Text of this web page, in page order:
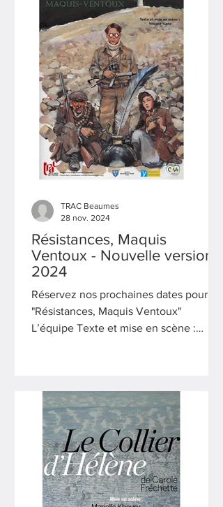
Résistances, Maquis
Ventoux - Nouvelle version
2024
Réservez nos prochaines dates pour
"Résistances, Maquis Ventoux"
L’équipe Texte et mise en scène :
TRAC Beaumes
28 nov. 2024